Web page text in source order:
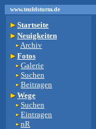
www.teufelsturm.de
Startseite
Neuigkeiten
Archiv
Fotos
Galerie
Suchen
Beitragen
Wege
Suchen
Eintragen
nR